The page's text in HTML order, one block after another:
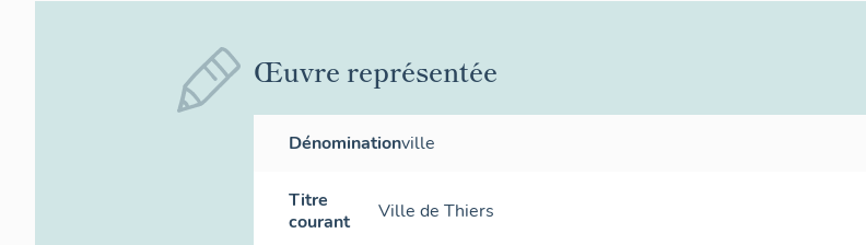
Œuvre représentée
Dénominationville
Titre
courant
Ville de Thiers